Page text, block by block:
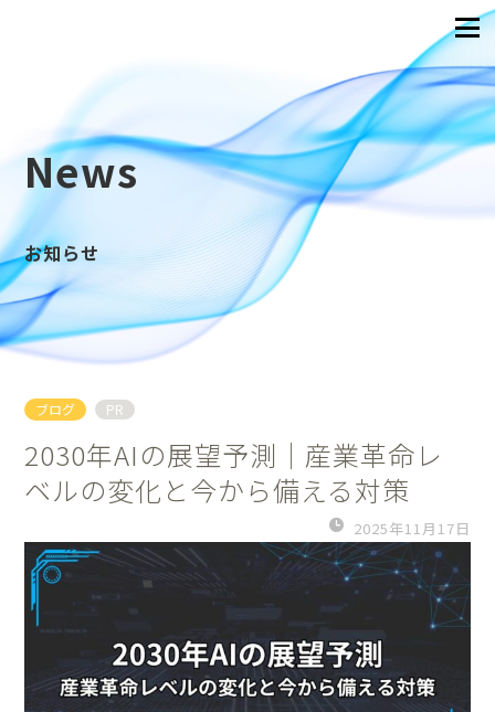
News
お知らせ
ブログ PR
2030年AIの展望予測｜産業革命レ
ベルの変化と今から備える対策
2025年11月17日